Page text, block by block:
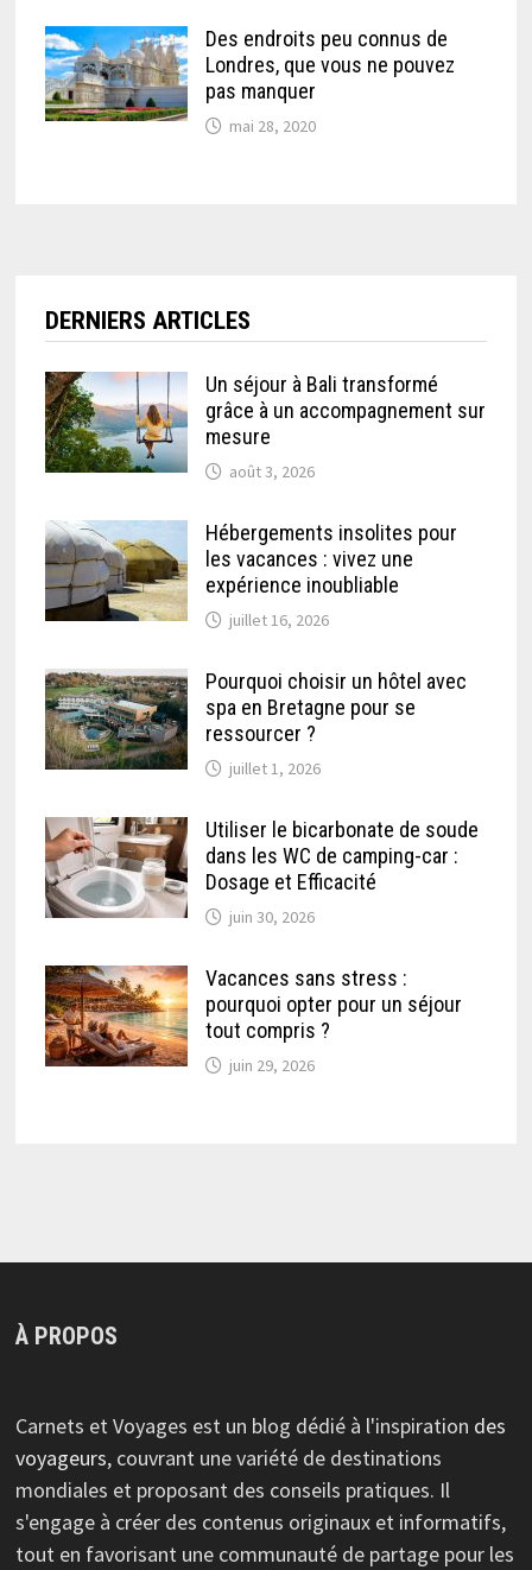
Des endroits peu connus de
Londres, que vous ne pouvez
pas manquer
mai 28, 2020
DERNIERS ARTICLES
Un séjour à Bali transformé
grâce à un accompagnement sur
mesure
août 3, 2026
Hébergements insolites pour
les vacances : vivez une
expérience inoubliable
juillet 16, 2026
Pourquoi choisir un hôtel avec
spa en Bretagne pour se
ressourcer ?
juillet 1, 2026
Utiliser le bicarbonate de soude
dans les WC de camping-car :
Dosage et Efficacité
juin 30, 2026
Vacances sans stress :
pourquoi opter pour un séjour
tout compris ?
juin 29, 2026
À PROPOS
Carnets et Voyages est un blog dédié à l'inspiration des
voyageurs, couvrant une variété de destinations
mondiales et proposant des conseils pratiques. Il
s'engage à créer des contenus originaux et informatifs,
tout en favorisant une communauté de partage pour les